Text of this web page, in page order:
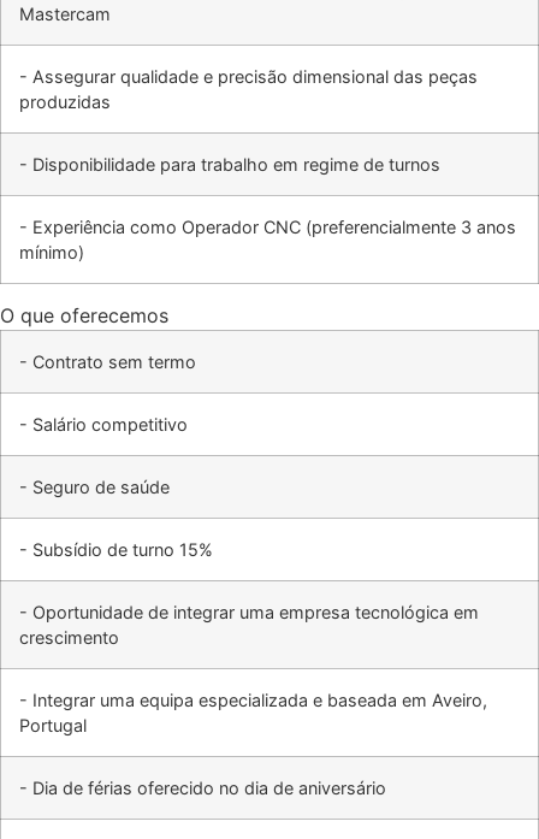
Mastercam
- Assegurar qualidade e precisão dimensional das peças
produzidas
- Disponibilidade para trabalho em regime de turnos
- Experiência como Operador CNC (preferencialmente 3 anos
mínimo)
O que oferecemos
- Contrato sem termo
- Salário competitivo
- Seguro de saúde
- Subsídio de turno 15%
- Oportunidade de integrar uma empresa tecnológica em
crescimento
- Integrar uma equipa especializada e baseada em Aveiro,
Portugal
- Dia de férias oferecido no dia de aniversário